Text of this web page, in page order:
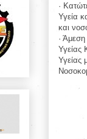
·
Υγεία
και
·
Υγείας
Υγείας